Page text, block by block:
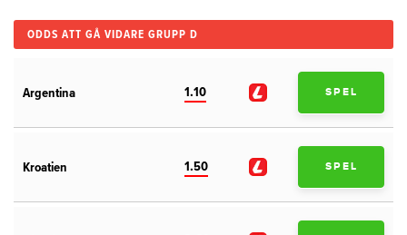
ODDS ATT GÅ VIDARE GRUPP D
Argentina 1.10 SPEL
Kroatien 1.50 SPEL